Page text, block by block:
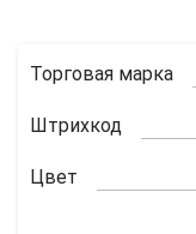
Торговая марка
Штрихкод
Цвет